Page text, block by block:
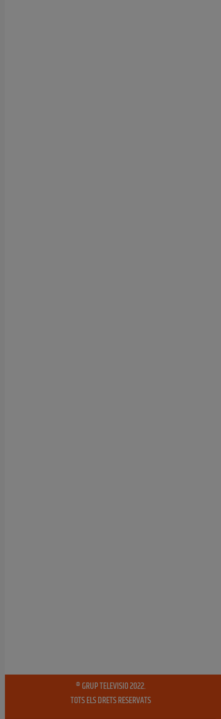
® GRUP TELEVISIO 2022.
TOTS ELS DRETS RESERVATS